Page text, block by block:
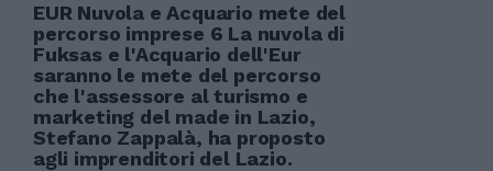
EUR Nuvola e Acquario mete del
percorso imprese 6 La nuvola di
Fuksas e l'Acquario dell'Eur
saranno le mete del percorso
che l'assessore al turismo e
marketing del made in Lazio,
Stefano Zappalà, ha proposto
agli imprenditori del Lazio.